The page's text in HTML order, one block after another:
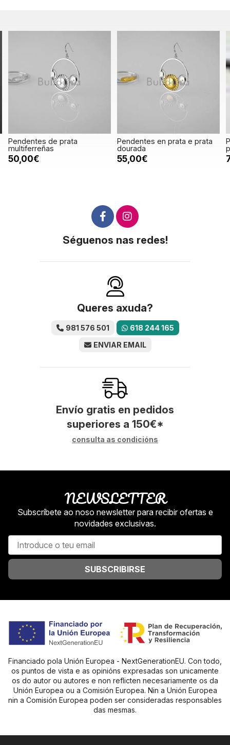
Pendentes de prata
multiferreñas
50,00€
Pendentes en prata e prata
dourada
55,00€
Séguenos nas redes!
Queres axuda?
981 576 501
618 244 165
ENVIAR EMAIL
Envío gratis en pedidos
superiores a 150€*
consulta as condicións
NEWSLETTER
Subscríbete ao noso newsletter para recibir ofertas e
novidades exclusivas.
SUBSCRIBIRSE
Financiado pola Unión Europea - NextGenerationEU. Con todo,
os puntos de vista e as opinións expresadas son unicamente
os do autor ou autores e non reflicten necesariamente os da
Unión Europea ou a Comisión Europea. Nin a Unión Europea
nin a Comisión Europea poden ser consideradas responsables
das mesmas.